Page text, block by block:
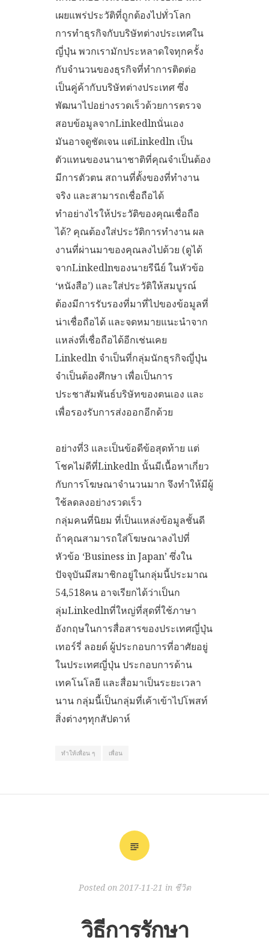
เผยแพร่ประวัติที่ถูกต้องไปทั่วโลก
การทำธุรกิจกับบริษัทต่างประเทศใน
ญี่ปุ่น พวกเรามักประหลาดใจทุกครั้ง
กับจำนวนของธุรกิจที่ทำการติดต่อ
เป็นคู่ค้ากับบริษัทต่างประเทศ ซึ่ง
พัฒนาไปอย่างรวดเร็วด้วยการตรวจ
สอบข้อมูลจากLinkedlnนั่นเอง
มันอาจดูชัดเจน แต่Linkedln เป็น
ตัวแทนของนานาชาติที่คุณจำเป็นต้อง
มีการตัวตน สถานที่ตั้งของที่ทำงาน
จริง และสามารถเชื่อถือได้
ทำอย่างไรให้ประวัติของคุณเชื่อถือ
ได้? คุณต้องใส่ประวัติการทำงาน ผล
งานที่ผ่านมาของคุณลงไปด้วย (ดูได้
จากLinkedlnของนายรีนีย์ ในหัวข้อ
‘หนังสือ’) และใส่ประวัติให้สมบูรณ์
ต้องมีการรับรองที่มาที่ไปของข้อมูลที่
น่าเชื่อถือได้ และจดหมายแนะนำจาก
แหล่งที่เชื่อถือได้อีกเช่นเคย
Linkedln จำเป็นที่กลุ่มนักธุรกิจญี่ปุ่น
จำเป็นต้องศึกษา เพื่อเป็นการ
ประชาสัมพันธ์บริษัทของตนเอง และ
เพื่อรองรับการส่งออกอีกด้วย
อย่างที่3 และเป็นข้อดีข้อสุดท้าย แต่
โชคไม่ดีที่Linkedln นั้นมีเนื้อหาเกี่ยว
กับการโฆษณาจำนวนมาก จึงทำให้มีผู้
ใช้ลดลงอย่างรวดเร็ว
กลุ่มคนที่นิยม ที่เป็นแหล่งข้อมูลชั้นดี
ถ้าคุณสามารถใส่โฆษณาลงไปที่
หัวข้อ ‘Business in Japan’ ซึ่งใน
ปัจจุบันมีสมาชิกอยู่ในกลุ่มนี้ประมาณ
54,518คน อาจเรียกได้ว่าเป็นก
ลุ่มLinkedlnที่ใหญ่ที่สุดที่ใช้ภาษา
อังกฤษในการสื่อสารของประเทศญี่ปุ่น
เทอร์รี่ ลอยด์ ผู้ประกอบการที่อาศัยอยู่
ในประเทศญี่ปุ่น ประกอบการด้าน
เทคโนโลยี และสื่อมาเป็นระยะเวลา
นาน กลุ่มนี้เป็นกลุ่มที่เค้าเข้าไปโพสท์
สิ่งต่างๆทุกสัปดาห์
ทำให้เพื่อน ๆ เพื่อน
Posted on 2017-11-21 in ชีวิต
วิธีการรักษา